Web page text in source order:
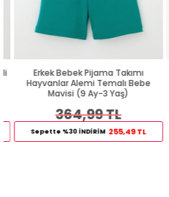
Erkek Bebek Pijama Takımı
Hayvanlar Alemi Temalı Bebe
Mavisi (9 Ay-3 Yaş)
364,99 TL
Sepette %30 İNDİRİM 255,49 TL